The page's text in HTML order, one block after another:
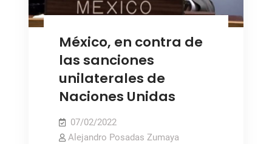
mandato
México, en contra de
las sanciones
unilaterales de
Naciones Unidas
07/02/2022
Alejandro Posadas Zumaya